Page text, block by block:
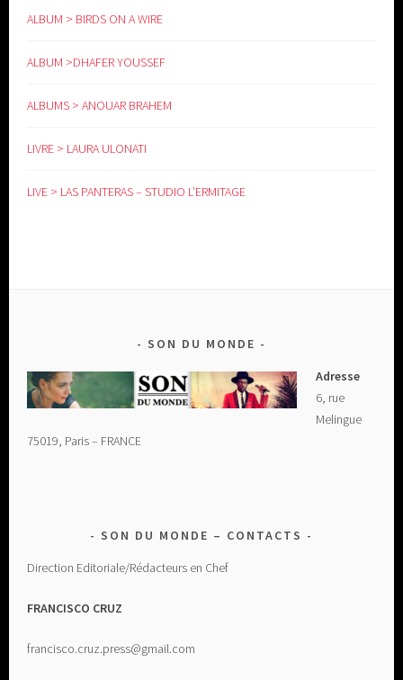
ALBUM > BIRDS ON A WIRE
ALBUM >DHAFER YOUSSEF
ALBUMS > ANOUAR BRAHEM
LIVRE > LAURA ULONATI
LIVE > LAS PANTERAS – STUDIO L’ERMITAGE
SON DU MONDE
Adresse
6, rue
Melingue
75019, Paris – FRANCE
SON DU MONDE – CONTACTS
Direction Editoriale/Rédacteurs en Chef
FRANCISCO CRUZ
francisco.cruz.press@gmail.com